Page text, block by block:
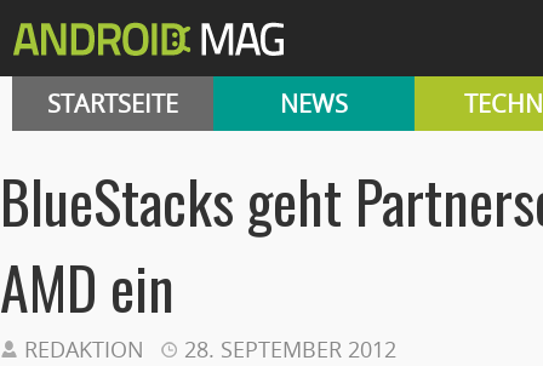
STARTSEITE NEWS
BlueStacks geht
AMD ein
REDAKTION 28. SEPTEMBER 2012